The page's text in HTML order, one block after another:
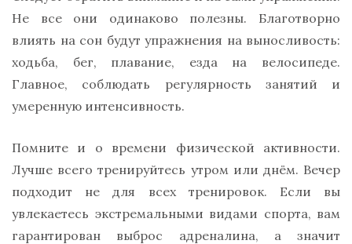
Не все они одинаково полезны. Благотворно
влиять на сон будут упражнения на выносливость:
ходьба, бег, плавание, езда на велосипеде.
Главное, соблюдать регулярность занятий и
умеренную интенсивность.
Помните и о времени физической активности.
Лучше всего тренируйтесь утром или днём. Вечер
подходит не для всех тренировок. Если вы
увлекаетесь экстремальными видами спорта, вам
гарантирован выброс адреналина, а значит